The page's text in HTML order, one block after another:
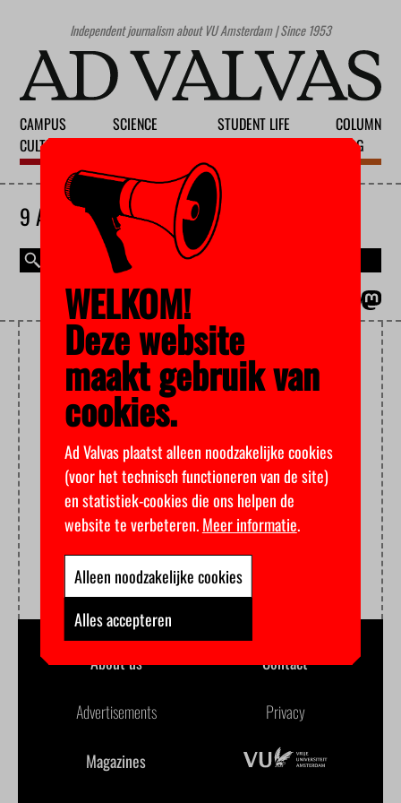
Independent journalism about VU Amsterdam | Since 1953
CAMPUS
CULTURE
SCIENCE
STUDENT LIFE
COLUMN
BLOG
9 AUGUST 2026
MAGAZINE
FOOTBALL
About us Contact
Advertisements Privacy
Magazines
WELKOM!
Deze website
maakt gebruik van
cookies.
Ad Valvas plaatst alleen noodzakelijke cookies
(voor het technisch functioneren van de site)
en statistiek-cookies die ons helpen de
website te verbeteren.Meer informatie.
Alleen noodzakelijke cookies
Alles accepteren